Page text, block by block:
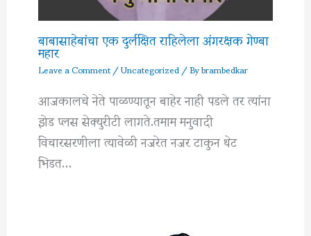
बाबासाहेबांचा एक दुर्लक्षित राहिलेला अंगरक्षक गेण्बा
महार
Leave a Comment/Uncategorized/ Bybrambedkar
आजकालचे नेते पाळण्यातून बाहेर नाही पडले तर त्यांना
झेड प्लस सेक्युरीटी लागते.तमाम मनुवादी
विचारसरणीला त्यावेळी नजरेत नजर टाकुन थेट
भिडत…